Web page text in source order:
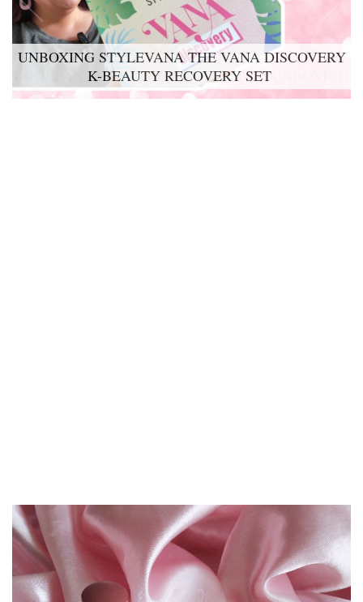
UNBOXING STYLEVANA THE VANA DISCOVERY
K-BEAUTY RECOVERY SET